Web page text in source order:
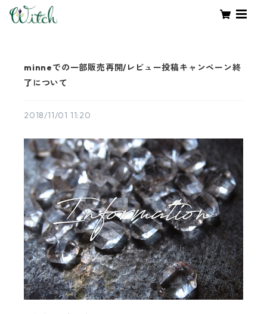
minneでの一部販売再開/レビュー投稿キャンペーン終
了について
2018/11/01 11:20